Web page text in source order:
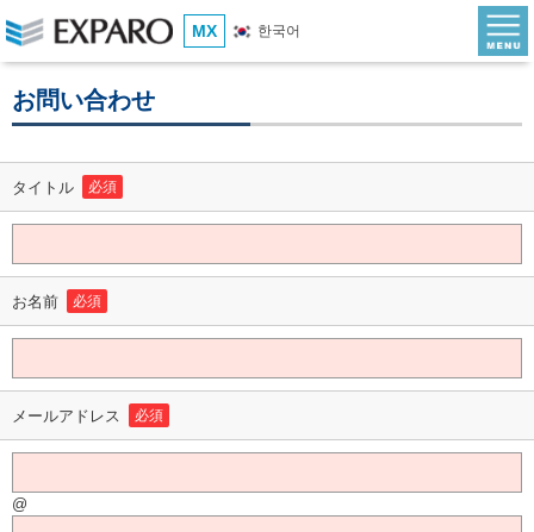
MX 한국어
お問い合わせ
タイトル 必須
お名前 必須
メールアドレス 必須
@